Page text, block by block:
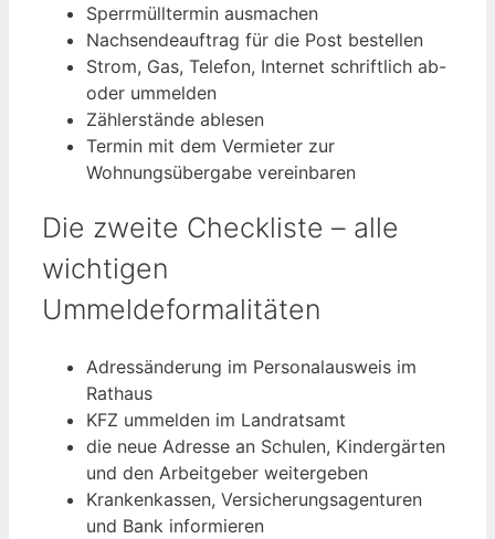
Sperrmülltermin ausmachen
Nachsendeauftrag für die Post bestellen
Strom, Gas, Telefon, Internet schriftlich ab-
oder ummelden
Zählerstände ablesen
Termin mit dem Vermieter zur
Wohnungsübergabe vereinbaren
Die zweite Checkliste – alle
wichtigen
Ummeldeformalitäten
Adressänderung im Personalausweis im
Rathaus
KFZ ummelden im Landratsamt
die neue Adresse an Schulen, Kindergärten
und den Arbeitgeber weitergeben
Krankenkassen, Versicherungsagenturen
und Bank informieren